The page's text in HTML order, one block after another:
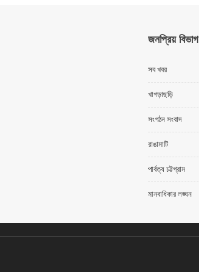
জনপ্রিয় বিভাগ
সব খবর
খাগড়াছড়ি
সংগঠন সংবাদ
রাঙামাটি
পার্বত্য চট্টগ্রাম
মানবাধিকার লঙ্ঘন